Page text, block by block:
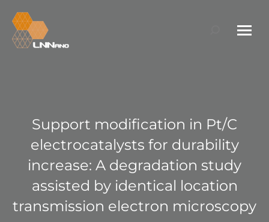
Search:
Support modification in Pt/C
electrocatalysts for durability
increase: A degradation study
assisted by identical location
transmission electron microscopy